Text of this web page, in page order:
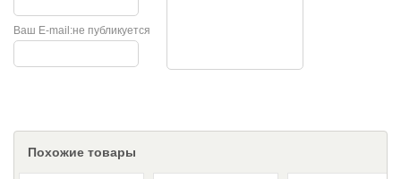
не публикуется
Ваш E-mail:
Похожие товары